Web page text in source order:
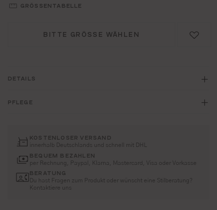
GRÖSSENTABELLE
BITTE GRÖSSE WÄHLEN
DETAILS
PFLEGE
KOSTENLOSER VERSAND
innerhalb Deutschlands und schnell mit DHL
BEQUEM BEZAHLEN
per Rechnung, Paypal, Klarna, Mastercard, Visa oder Vorkasse
BERATUNG
Du hast Fragen zum Produkt oder wünscht eine Stilberatung?
Kontaktiere uns